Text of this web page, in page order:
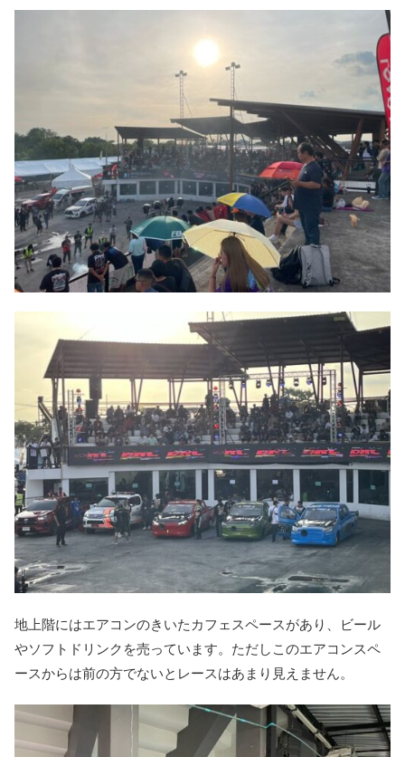
地上階にはエアコンのきいたカフェスペースがあり、ビール
やソフトドリンクを売っています。ただしこのエアコンスペ
ースからは前の方でないとレースはあまり見えません。